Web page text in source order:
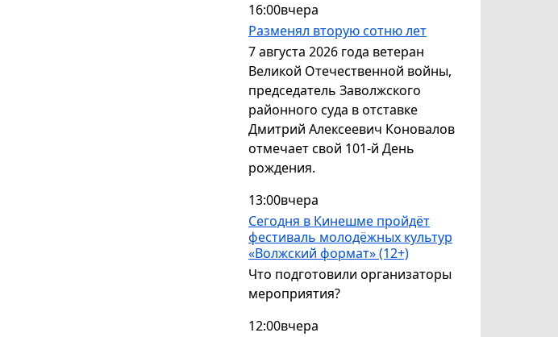
16:00вчера
Разменял вторую сотню лет
7 августа 2026 года ветеран
Великой Отечественной войны,
председатель Заволжского
районного суда в отставке
Дмитрий Алексеевич Коновалов
отмечает свой 101-й День
рождения.
13:00вчера
Сегодня в Кинешме пройдёт
фестиваль молодёжных культур
«Волжский формат» (12+)
Что подготовили организаторы
мероприятия?
12:00вчера